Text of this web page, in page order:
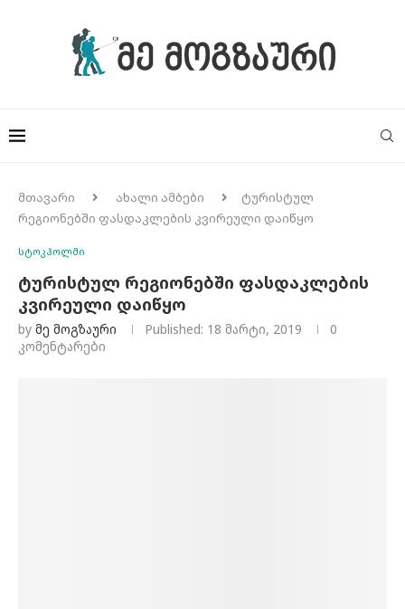
მთავარი ახალი ამბები
ტურისტულ
რეგიონებში ფასდაკლების კვირეული დაიწყო
სტოკჰოლმი
ტურისტულ რეგიონებში ფასდაკლების
კვირეული დაიწყო
by Მე Მოგზაური Published: 18 მარტი, 2019
0
კომენტარები